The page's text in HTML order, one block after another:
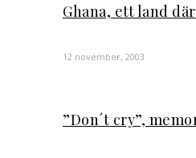
Ghana, ett land
12 november, 2003
”Don´t cry”,